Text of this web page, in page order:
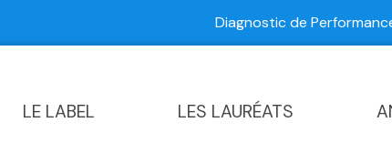
Diagnostic de
LE LABEL LES LAURÉATS